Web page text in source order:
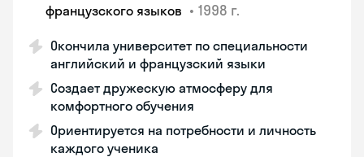
французского языков • 1998 г.
Окончила университет по специальности
английский и французский языки
Создает дружескую атмосферу для
комфортного обучения
Ориентируется на потребности и личность
каждого ученика